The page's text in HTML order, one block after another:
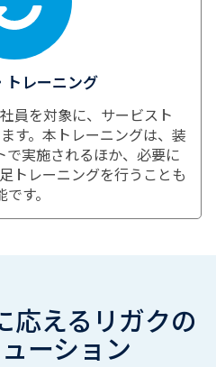
トレーニング
員を対象に、サービスト
す。本トレーニングは、装
実施されるほか、必要に
トレーニングを行うことも
です。
応えるリガクの
ーション